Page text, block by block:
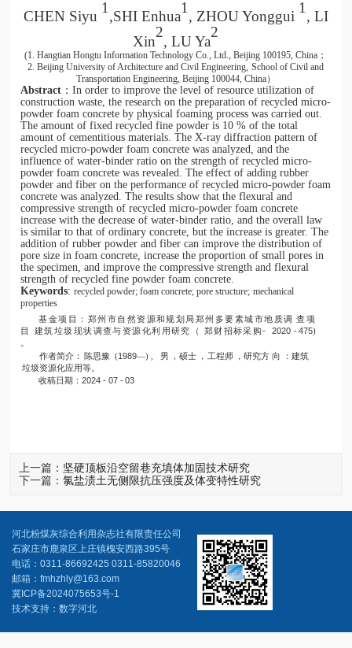
CHEN Siyu
1
,SHI Enhua
1
, ZHOU Yonggui
1
, LI
Xin
2
, LU Ya
2
(1. Hangtian Hongtu Information Technology Co., Ltd., Beijing 100195, China ；
2. Beijing University of Architecture and Civil Engineering, School of Civil and
Transportation Engineering, Beijing 100044, China）
Abstract ：In order to improve the level of resource utilization of
construction waste, the research on the preparation of recycled micro-
powder foam concrete by physical foaming process was carried out.
The amount of fixed recycled fine powder is 10 % of the total
amount of cementitious materials. The X-ray diffraction pattern of
recycled micro-powder foam concrete was analyzed, and the
influence of water-binder ratio on the strength of recycled micro-
powder foam concrete was revealed. The effect of adding rubber
powder and fiber on the performance of recycled micro-powder foam
concrete was analyzed. The results show that the flexural and
compressive strength of recycled micro-powder foam concrete
increase with the decrease of water-binder ratio, and the overall law
is similar to that of ordinary concrete, but the increase is greater. The
addition of rubber powder and fiber can improve the distribution of
pore size in foam concrete, increase the proportion of small pores in
the specimen, and improve the compressive strength and flexural
strength of recycled fine powder foam concrete.
Keywords:recycled powder; foam concrete; pore structure; mechanical
properties
基金项目：郑州市自然资源和规划局郑州多要素城市地质调 查项
目
建筑垃圾现状调查与资源化利用研究（ 郑财招标采购- 2020 - 475)
作者简介： 陈思豫 (1989—) , 男 ，硕士 ， 工程师 ，研究方 向
：建筑
垃圾资源化应用等。
收稿日期：2024 - 07 -03
上一篇： 坚硬顶板沿空留巷充填体加固技术研究
下一篇：氯盐渍土无侧限抗压强度及体变特性研究
河北粉煤灰综合利用杂志社有限责任公司
石家庄市鹿泉区上庄镇槐安西路395号
电话：0311-86692425 0311-85820046
邮箱：fmhzhly@163.com
冀ICP备2024075653号-1
技术支持：数字河北